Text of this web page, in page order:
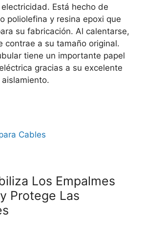
Está hecho de
poliolefina y resina epoxi que
su fabricación. Al calentarse,
contrae a su tamaño original.
tiene un importante papel
gracias a su excelente
Cables
Los Empalmes
Protege Las